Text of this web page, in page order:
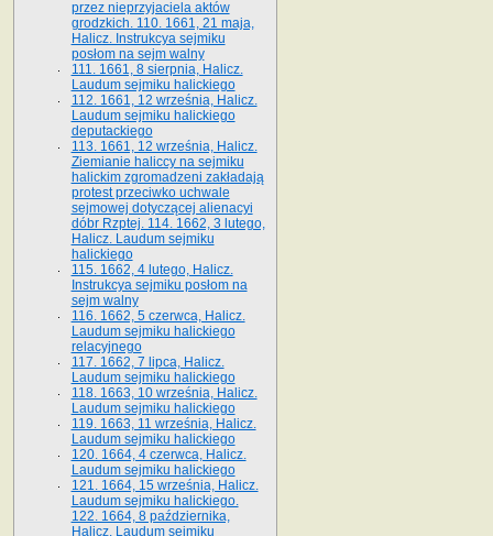
przez nieprzyjaciela aktów
grodzkich. 110. 1661, 21 maja,
Halicz. Instrukcya sejmiku
posłom na sejm walny
111. 1661, 8 sierpnia, Halicz.
Laudum sejmiku halickiego
112. 1661, 12 września, Halicz.
Laudum sejmiku halickiego
deputackiego
113. 1661, 12 września, Halicz.
Ziemianie haliccy na sejmiku
halickim zgromadzeni zakładają
protest przeciwko uchwale
sejmowej dotyczącej alienacyi
dóbr Rzptej. 114. 1662, 3 lutego,
Halicz. Laudum sejmiku
halickiego
115. 1662, 4 lutego, Halicz.
Instrukcya sejmiku posłom na
sejm walny
116. 1662, 5 czerwca, Halicz.
Laudum sejmiku halickiego
relacyjnego
117. 1662, 7 lipca, Halicz.
Laudum sejmiku halickiego
118. 1663, 10 września, Halicz.
Laudum sejmiku halickiego
119. 1663, 11 września, Halicz.
Laudum sejmiku halickiego
120. 1664, 4 czerwca, Halicz.
Laudum sejmiku halickiego
121. 1664, 15 września, Halicz.
Laudum sejmiku halickiego.
122. 1664, 8 października,
Halicz. Laudum sejmiku